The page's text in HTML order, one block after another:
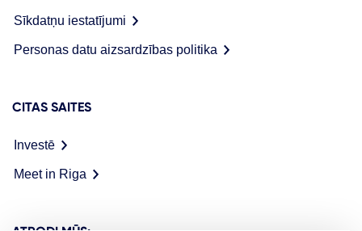
Sīkdatņu iestatījumi
Personas datu aizsardzības politika
CITAS SAITES
Investē
Meet in Riga